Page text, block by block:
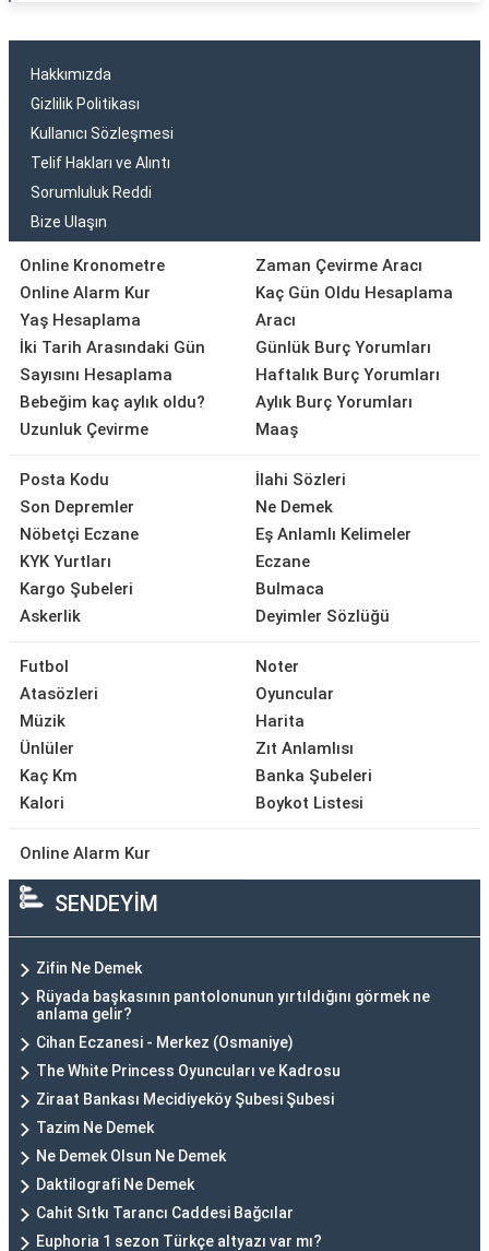
Hakkımızda
Gizlilik Politikası
Kullanıcı Sözleşmesi
Telif Hakları ve Alıntı
Sorumluluk Reddi
Bize Ulaşın
Online Kronometre
Online Alarm Kur
Yaş Hesaplama
İki Tarih Arasındaki Gün
Sayısını Hesaplama
Bebeğim kaç aylık oldu?
Uzunluk Çevirme
Zaman Çevirme Aracı
Kaç Gün Oldu Hesaplama
Aracı
Günlük Burç Yorumları
Haftalık Burç Yorumları
Aylık Burç Yorumları
Maaş
Posta Kodu
Son Depremler
Nöbetçi Eczane
KYK Yurtları
Kargo Şubeleri
Askerlik
İlahi Sözleri
Ne Demek
Eş Anlamlı Kelimeler
Eczane
Bulmaca
Deyimler Sözlüğü
Futbol
Atasözleri
Müzik
Ünlüler
Kaç Km
Kalori
Noter
Oyuncular
Harita
Zıt Anlamlısı
Banka Şubeleri
Boykot Listesi
Online Alarm Kur
SENDEYİM
Zifin Ne Demek
Rüyada başkasının pantolonunun yırtıldığını görmek ne
anlama gelir?
Cihan Eczanesi - Merkez (Osmaniye)
The White Princess Oyuncuları ve Kadrosu
Ziraat Bankası Mecidiyeköy Şubesi Şubesi
Tazim Ne Demek
Ne Demek Olsun Ne Demek
Daktilografi Ne Demek
Cahit Sıtkı Tarancı Caddesi Bağcılar
Euphoria 1 sezon Türkçe altyazı var mı?